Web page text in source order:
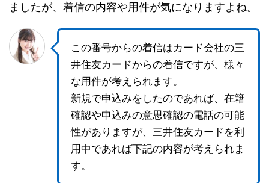
ましたが、着信の内容や用件が気になりますよね。
この番号からの着信はカード会社の三
井住友カードからの着信ですが、様々
な用件が考えられます。
新規で申込みをしたのであれば、在籍
確認や申込みの意思確認の電話の可能
性がありますが、三井住友カードを利
用中であれば下記の内容が考えられま
す。